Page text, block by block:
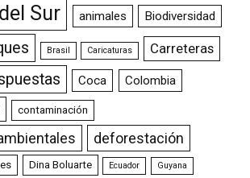
Sur animales Biodiversidad
Brasil Caricaturas Carreteras
Coca Colombia
contaminación
deforestación
Dina Boluarte Ecuador Guyana